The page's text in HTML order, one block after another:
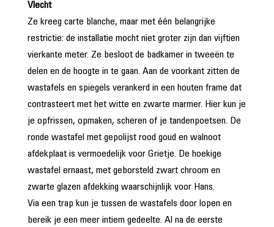
Vlecht
Ze kreeg carte blanche, maar met één belangrijke
restrictie: de installatie mocht niet groter zijn dan vijftien
vierkante meter. Ze besloot de badkamer in tweeën te
delen en de hoogte in te gaan. Aan de voorkant zitten de
wastafels en spiegels verankerd in een houten frame dat
contrasteert met het witte en zwarte marmer. Hier kun je
je opfrissen, opmaken, scheren of je tandenpoetsen. De
ronde wastafel met gepolijst rood goud en walnoot
afdekplaat is vermoedelijk voor Grietje. De hoekige
wastafel ernaast, met geborsteld zwart chroom en
zwarte glazen afdekking waarschijnlijk voor Hans.
Via een trap kun je tussen de wastafels door lopen en
bereik je een meer intiem gedeelte. Al na de eerste